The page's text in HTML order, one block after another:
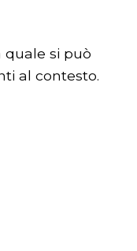
quale si può
al contesto.